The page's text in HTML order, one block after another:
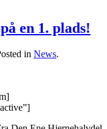
en 1. plads!
in News.